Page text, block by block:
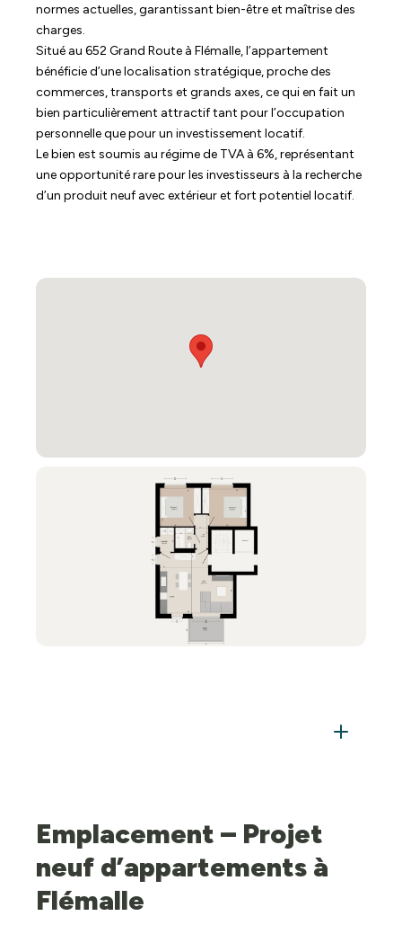
normes actuelles, garantissant bien-être et maîtrise des
charges.
Situé au 652 Grand Route à Flémalle, l’appartement
bénéficie d’une localisation stratégique, proche des
commerces, transports et grands axes, ce qui en fait un
bien particulièrement attractif tant pour l’occupation
personnelle que pour un investissement locatif.
Le bien est soumis au régime de TVA à 6%, représentant
une opportunité rare pour les investisseurs à la recherche
d’un produit neuf avec extérieur et fort potentiel locatif.
Emplacement – Projet
neuf d’appartements à
Flémalle